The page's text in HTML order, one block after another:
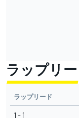
ラップリ
ラップリード
1 - 1